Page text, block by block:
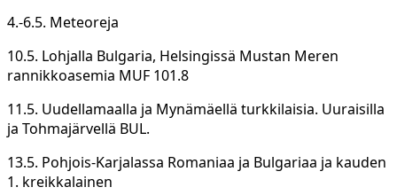
4.-6.5. Meteoreja
10.5. Lohjalla Bulgaria, Helsingissä Mustan Meren
rannikkoasemia MUF 101.8
11.5. Uudellamaalla ja Mynämäellä turkkilaisia. Uuraisilla
ja Tohmajärvellä BUL.
13.5. Pohjois-Karjalassa Romaniaa ja Bulgariaa ja kauden
1. kreikkalainen